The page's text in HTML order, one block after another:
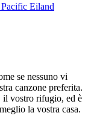
Eiland
se nessuno vi
canzone preferita.
il vostro rifugio, ed è
la vostra casa.